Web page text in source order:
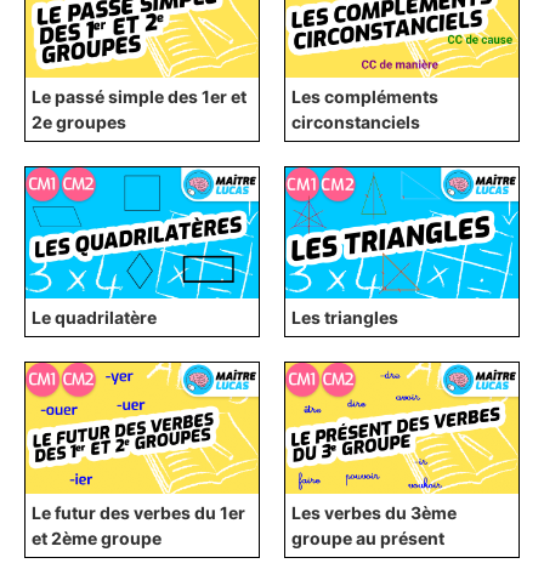
Le passé simple des 1er et
2e groupes
Les compléments
circonstanciels
Le quadrilatère Les triangles
Le futur des verbes du 1er
et 2ème groupe
Les verbes du 3ème
groupe au présent